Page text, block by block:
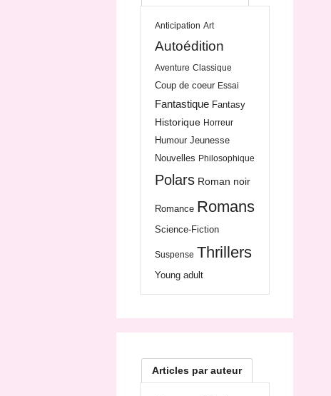
Anticipation Art
Autoédition
Aventure Classique
Coup de coeur Essai
Fantastique Fantasy
Historique Horreur
Humour Jeunesse
Nouvelles Philosophique
Polars Roman noir
Romance Romans
Science-Fiction
Suspense Thrillers
Young adult
Articles par auteur